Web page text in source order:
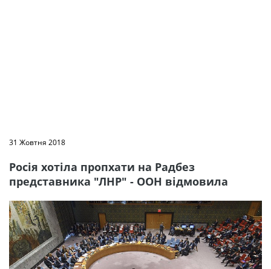
31 Жовтня 2018
Росія хотіла пропхати на Радбез
представника "ЛНР" - ООН відмовила